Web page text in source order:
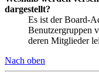
dargestellt?
Es ist der Board-
Benutzergruppen
deren Mitglieder
Nach oben